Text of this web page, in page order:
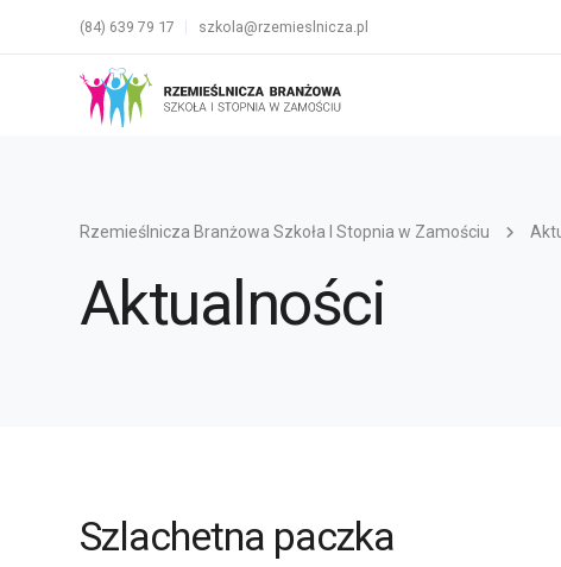
(84) 639 79 17 szkola@rzemieslnicza.pl
Rzemieślnicza Branżowa Szkoła I Stopnia w Zamościu
Aktualności
Szlachetna paczka